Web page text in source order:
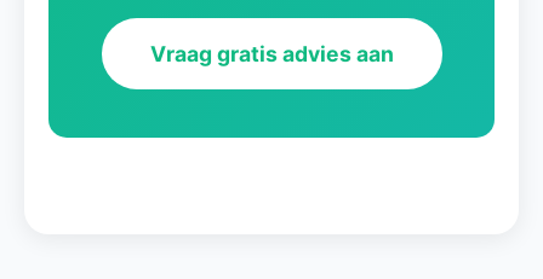
Vraag gratis advies aan